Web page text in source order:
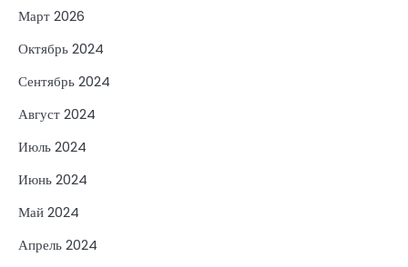
Март 2026
Октябрь 2024
Сентябрь 2024
Август 2024
Июль 2024
Июнь 2024
Май 2024
Апрель 2024